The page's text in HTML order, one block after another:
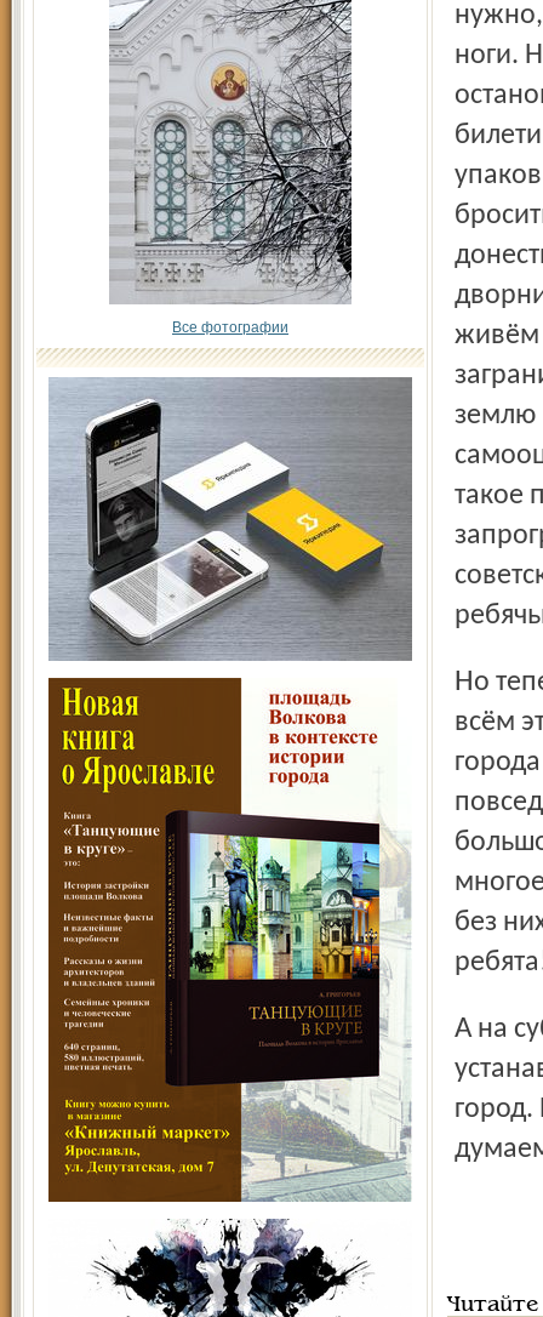
Все фотографии
нужно,
ноги.
живём
землю
такое
Но теперь, если мы уже не дети, давайте подумаем обо
всём
без
А на субботниках будем сажать цветы и деревья,